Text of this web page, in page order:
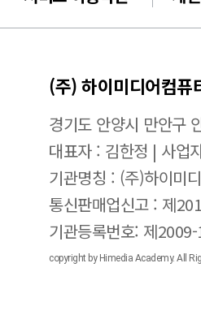
(주) 하이미디어컴퓨
경기도 안양시 만안구
대표자 : 김한정 | 사업
기관명칭 : (주)하이미
통신판매업신고 : 제
기관등록번호: 제
copyright by Himedia Academy. All